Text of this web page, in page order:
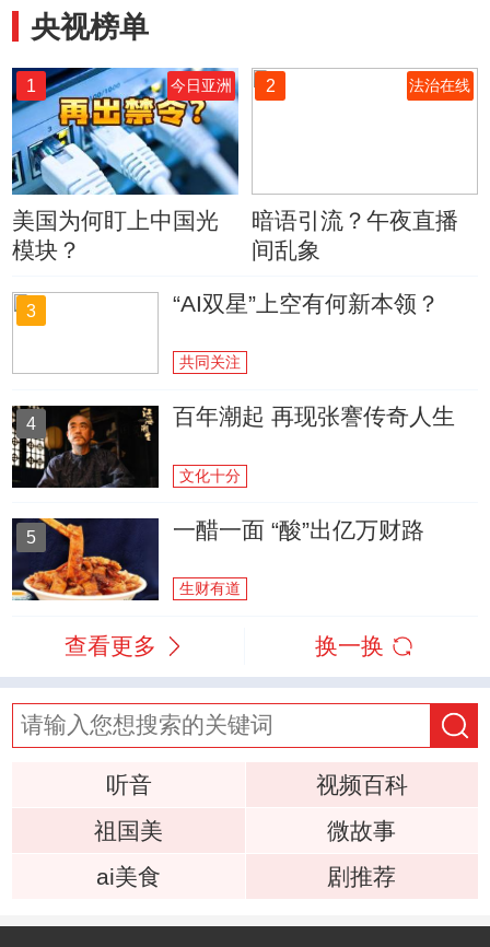
央视榜单
1 今日亚洲
美国为何盯上中国光
模块？
2 法治在线
暗语引流？午夜直播
间乱象
3 “AI双星”上空有何新本领？
共同关注
4 百年潮起 再现张謇传奇人生
文化十分
5 一醋一面 “酸”出亿万财路
生财有道
查看更多 换一换
听音
视频百科
祖国美
微故事
ai美食
剧推荐